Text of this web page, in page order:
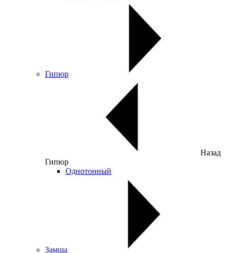
Гипюр
Назад
Гипюр
Однотонный
Замша